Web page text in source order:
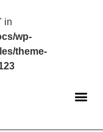
in
wp-
theme-